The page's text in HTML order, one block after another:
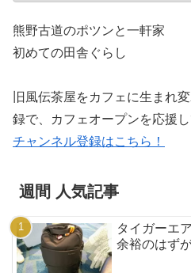
熊野古道のポツンと一軒家
初めての田舎ぐらし
旧風伝茶屋をカフェに生まれ
録で、カフェオープンを応援し
チャンネル登録はこちら！
週間 人気記事
タイガーエ
余裕のはず